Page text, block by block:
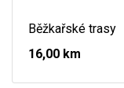
Běžkařské trasy
16,00 km